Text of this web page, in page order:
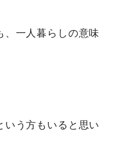
、一人暮らしの意味
いう方もいると思い